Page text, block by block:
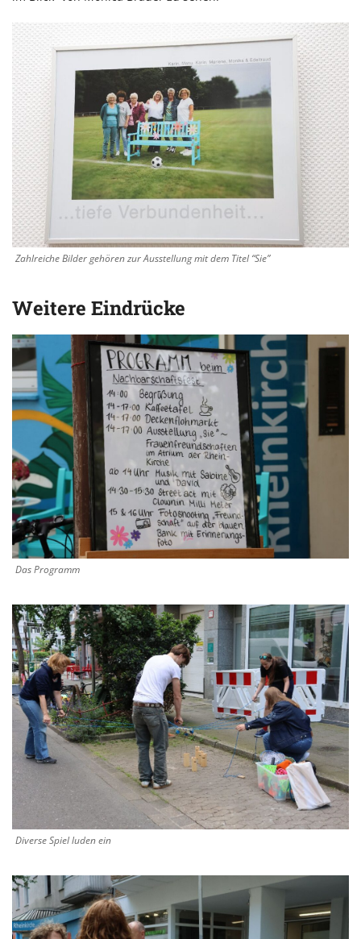
Zahlreiche Bilder gehören zur Ausstellung mit dem Titel “Sie”
Weitere Eindrücke
Das Programm
Diverse Spiel luden ein